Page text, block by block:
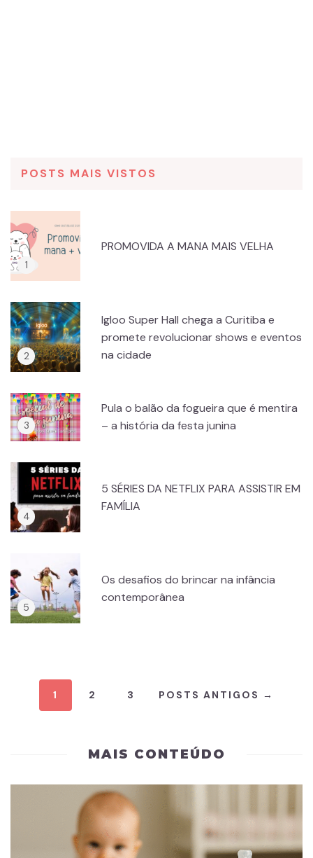
POSTS MAIS VISTOS
PROMOVIDA A MANA MAIS VELHA
Igloo Super Hall chega a Curitiba e
promete revolucionar shows e eventos
na cidade
Pula o balão da fogueira que é mentira
– a história da festa junina
5 SÉRIES DA NETFLIX PARA ASSISTIR EM
FAMÍLIA
Os desafios do brincar na infância
contemporânea
1 2 3 POSTS ANTIGOS →
MAIS CONTEÚDO